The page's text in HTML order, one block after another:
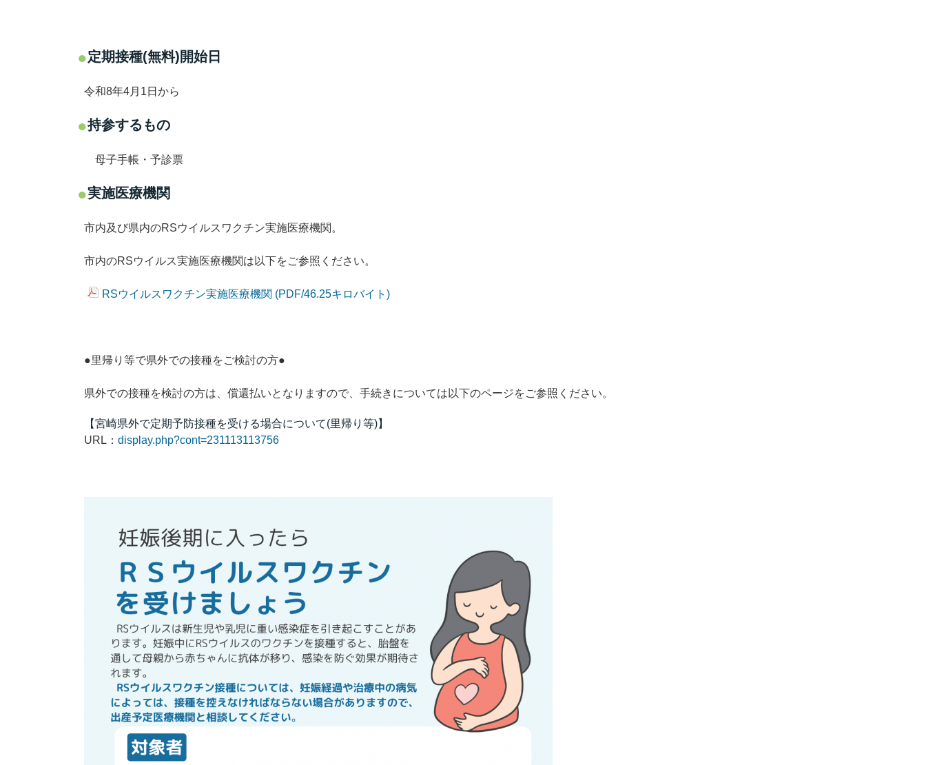
定期接種(無料)開始日
令和8年4月1日から
持参するもの
母子手帳・予診票
実施医療機関
市内及び県内のRSウイルスワクチン実施医療機関。
市内のRSウイルス実施医療機関は以下をご参照ください。
RSウイルスワクチン実施医療機関 (PDF/46.25キロバイト)
●里帰り等で県外での接種をご検討の方●
県外での接種を検討の方は、償還払いとなりますので、手続きについては以下のページをご参照ください。
【宮崎県外で定期予防接種を受ける場合について(里帰り等)】
URL： display.php?cont=231113113756